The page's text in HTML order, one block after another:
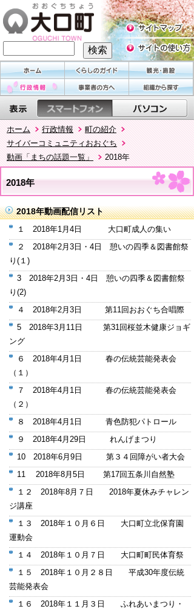
ホーム 行政情報
町の紹介
サイバーコミュニティおおぐち
動画「まちの話題一覧」
2018年
2018年
2018年動画配信リスト
１ 2018年1月4日 大口町成人の集い
２ 2018年2月3日・4日 憩いの四季＆図書館祭
り(１)
3 2018年2月3日・4日 憩いの四季＆図書館祭
り(2)
４ 2018年2月3日 第11回おおぐち合唱際
5 2018年3月11日 第31回桜並木健康ジョギ
ング
６ 2018年4月1日 春の伝統芸能発表会
（１）
７ 2018年4月1日 春の伝統芸能発表会
（２）
８ 2018年4月1日 青色防犯パトロール
９ 2018年4月29日 れんげまつり
10 2018年6月9日 第３４回障がい者大会
11 2018年8月5日 第17回五条川自然塾
１２ 2018年8月７日 2018年夏休みチャレン
ジ講座
１３ 2018年１０月６日 大口町立北保育園
運動会
１４ 2018年１０月７日 大口町町民体育祭
１５ 2018年１０月２８日 平成30年度伝統
芸能発表会
１６ 2018年１１月３日 ふれあいまつり・